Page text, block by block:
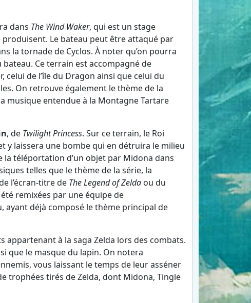
dans The Wind Waker, qui est un stage
produisent. Le bateau peut être attaqué par
la tornade de Cyclos. À noter qu’on pourra
Ce terrain est accompagné de
de l’île du Dragon ainsi que celui du
On retrouve également le thème de la
musique entendue à la Montagne Tartare
, de Twilight Princess. Sur ce terrain, le Roi
y laissera une bombe qui en détruira le milieu
téléportation d’un objet par Midona dans
telles que le thème de la série, la
l’écran-titre de The Legend of Zeldaou du
remixées par une équipe de
déjà composé le thème principal de
appartenant à la saga Zelda lors des combats.
que le masque du lapin. On notera
vous laissant le temps de leur asséner
trophées tirés de Zelda, dont Midona, Tingle